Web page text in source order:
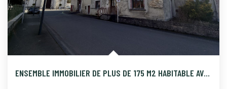
ENSEMBLE IMMOBILIER DE PLUS DE 175 M2 HABITABLE AVEC CORP DE